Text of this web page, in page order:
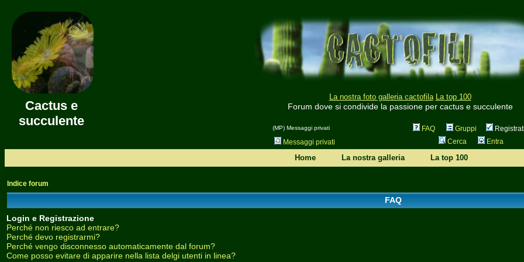
Cactus e
succulente
La nostra foto galleria cactofila La top 100
Forum dove si condivide la passione per cactus e succulente
(MP) Messaggi privati FAQ Gruppi
Messaggi privati
Cerca Entra
Home La nostra galleria La top 100
Indice forum
FAQ
Login e Registrazione
Perché non riesco ad entrare?
Perché devo registrarmi?
Perché vengo disconnesso automaticamente dal forum?
Come posso evitare di apparire nella lista delgi utenti in linea?